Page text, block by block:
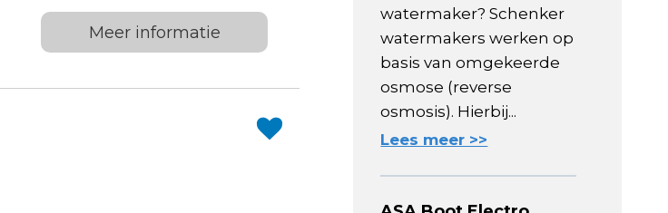
Meer informatie
watermaker? Schenker
watermakers werken op
basis van omgekeerde
osmose (reverse
osmosis). Hierbij...
Lees meer >>